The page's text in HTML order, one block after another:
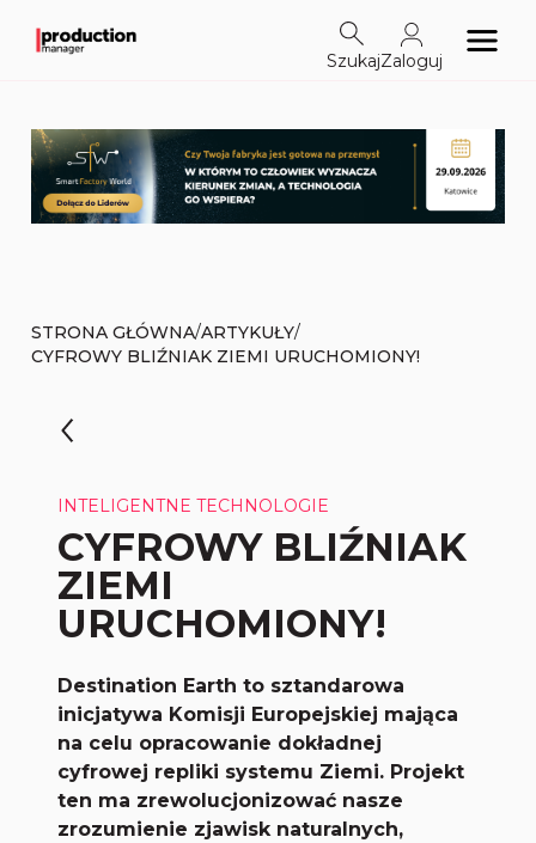
SzukajZaloguj
STRONA GŁÓWNA/ARTYKUŁY/
CYFROWY BLIŹNIAK ZIEMI URUCHOMIONY!
INTELIGENTNE TECHNOLOGIE
CYFROWY BLIŹNIAK
ZIEMI
URUCHOMIONY!
Destination Earth to sztandarowa
inicjatywa Komisji Europejskiej mająca
na celu opracowanie dokładnej
cyfrowej repliki systemu Ziemi. Projekt
ten ma zrewolucjonizować nasze
zrozumienie zjawisk naturalnych,